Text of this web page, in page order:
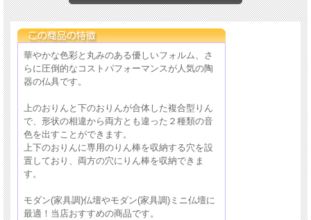
華やかな色彩と丸みのある優しいフォルム、さ
らに圧倒的なコストパフォーマンスが人気の陶
器の仏具です。
上のおりんと下のおりんが合体した複合型りん
で、形状の相違から両方とも違った２種類の音
色を出すことができます。
上下のおりんに専用のりん棒を収納する穴を設
置しており、両方の穴にりん棒を収納できま
す。
モダン(家具調)仏壇やモダン(家具調)ミニ仏壇に
最適！当店おすすめの商品です。